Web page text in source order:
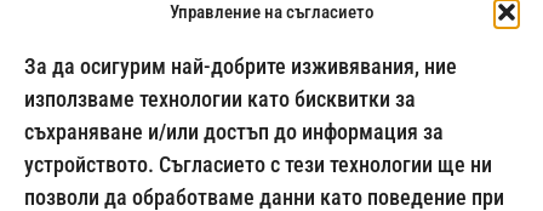
Управление на съгласието
За да осигурим най-добрите изживявания, ние
използваме технологии като бисквитки за
съхраняване и/или достъп до информация за
устройството. Съгласието с тези технологии ще ни
позволи да обработваме данни като поведение при
024500269